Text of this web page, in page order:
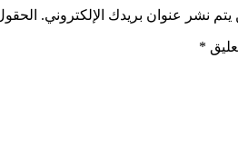
يتم نشر عنوان بريدك الإلكتروني.
*